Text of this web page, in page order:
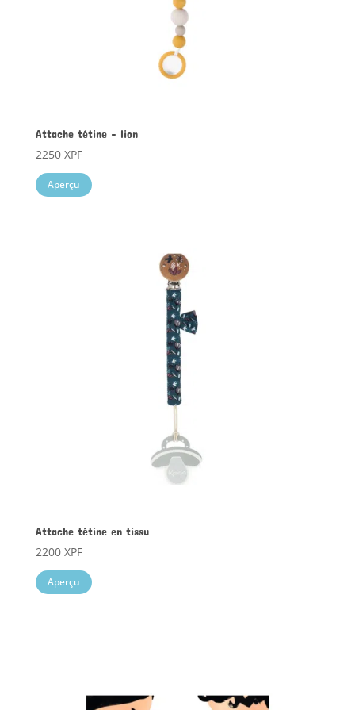
Attache tétine – lion
2250 XPF
Aperçu
Attache tétine en tissu
2200 XPF
Aperçu